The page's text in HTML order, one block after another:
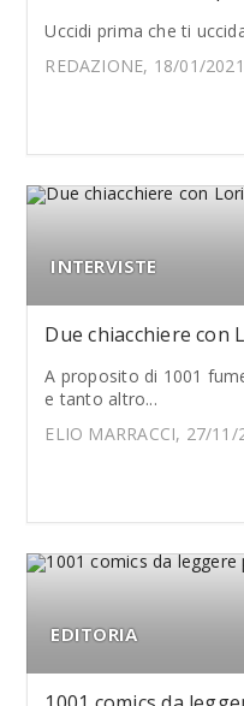
Uccidi prima che ti
REDAZIONE, 18/01/2021
INTERVISTE
Due chiacchiere con
A proposito di 1001
e tanto altro...
ELIO MARRACCI, 27/11/
EDITORIA